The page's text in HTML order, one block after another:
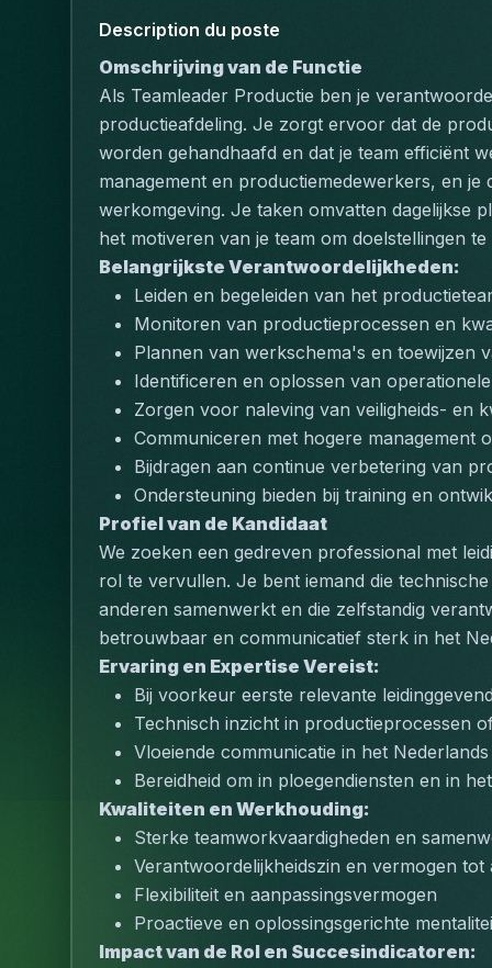
Description du poste
Omschrijving van de Functie
Als Teamleader Productie ben je
productieafdeling. Je zorgt ervoor dat de
worden gehandhaafd en dat je team efficiënt
management en productiemedewerkers, en
werkomgeving. Je taken omvatten dagelijkse
het motiveren van je team om doelstellingen te
Belangrijkste Verantwoordelijkheden:
Leiden en begeleiden van het
Monitoren van productieprocessen en
Plannen van werkschema's en toewijzen
Identificeren en oplossen van
Zorgen voor naleving van veiligheids- en
Communiceren met hogere management
Bijdragen aan continue verbetering van
Ondersteuning bieden bij training en
Profiel van de Kandidaat
We zoeken een gedreven professional met
rol te vervullen. Je bent iemand die
anderen samenwerkt en die zelfstandig
betrouwbaar en communicatief sterk in het
Ervaring en Expertise Vereist:
Bij voorkeur eerste relevante
Technisch inzicht in productieprocessen
Vloeiende communicatie in het Nederlands
Bereidheid om in ploegendiensten en in
Kwaliteiten en Werkhouding:
Sterke teamworkvaardigheden en
Verantwoordelijkheidszin en vermogen
Flexibiliteit en aanpassingsvermogen
Proactieve en oplossingsgerichte
Impact van de Rol en Succesindicatoren: